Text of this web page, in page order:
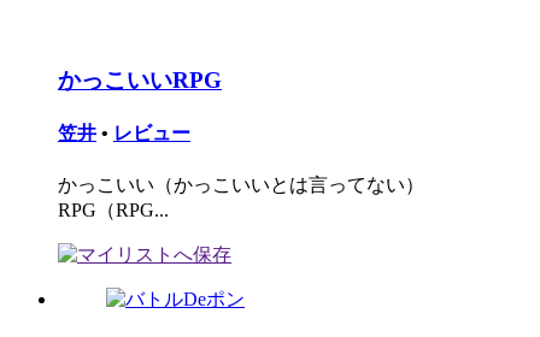
かっこいいRPG
笠井 • レビュー
かっこいい（かっこいいとは言ってない）
RPG（RPG...